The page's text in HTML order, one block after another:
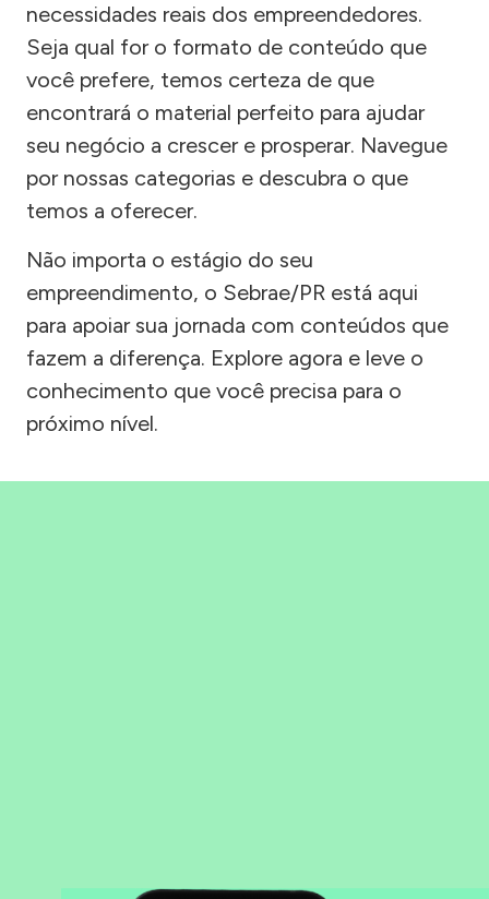
necessidades reais dos empreendedores.
Seja qual for o formato de conteúdo que
você prefere, temos certeza de que
encontrará o material perfeito para ajudar
seu negócio a crescer e prosperar. Navegue
por nossas categorias e descubra o que
temos a oferecer.
Não importa o estágio do seu
empreendimento, o Sebrae/PR está aqui
para apoiar sua jornada com conteúdos que
fazem a diferença. Explore agora e leve o
conhecimento que você precisa para o
próximo nível.